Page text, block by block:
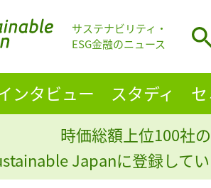
サステナビリティ・
ESG金融のニュース
ンタビュー スタディ
時価総額上位100社
Japanに登録して